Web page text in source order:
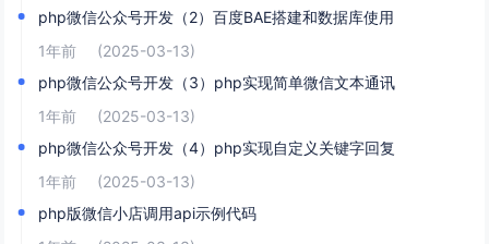
php微信公众号开发（2）百度BAE搭建和数据库使用
1年前
(2025-03-13)
php微信公众号开发（3）php实现简单微信文本通讯
1年前
(2025-03-13)
php微信公众号开发（4）php实现自定义关键字回复
1年前
(2025-03-13)
php版微信小店调用api示例代码